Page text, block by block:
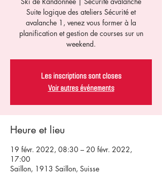
Suite logique des ateliers Sécurité et
avalanche 1, venez vous former à la
planification et gestion de courses sur un
weekend.
Les inscriptions sont closes
Voir autres événements
Heure et lieu
19 févr. 2022, 08:30 – 20 févr. 2022,
17:00
Saillon, 1913 Saillon, Suisse